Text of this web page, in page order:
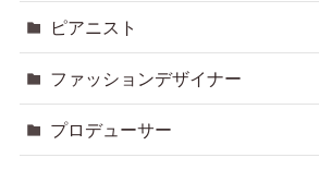
ピアニスト
ファッションデザイナー
プロデューサー